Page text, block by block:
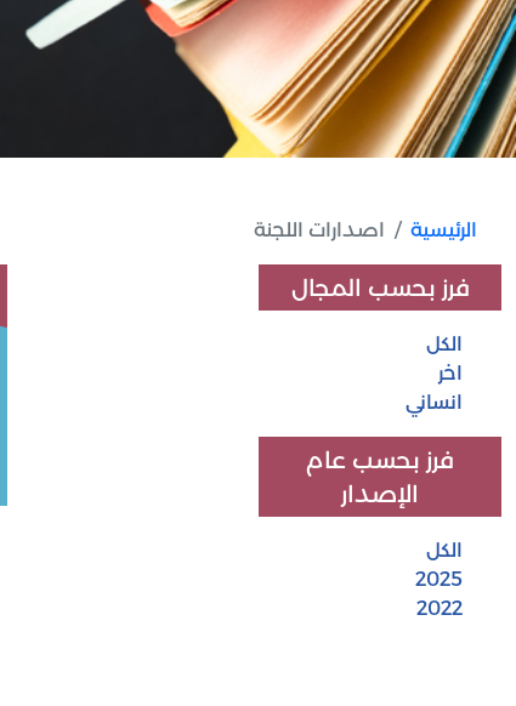
الرئيسية اصدارات اللجنة
فرز بحسب المجال
الكل
اخر
انساني
فرز بحسب عام
الإصدار
الكل
2025
2022